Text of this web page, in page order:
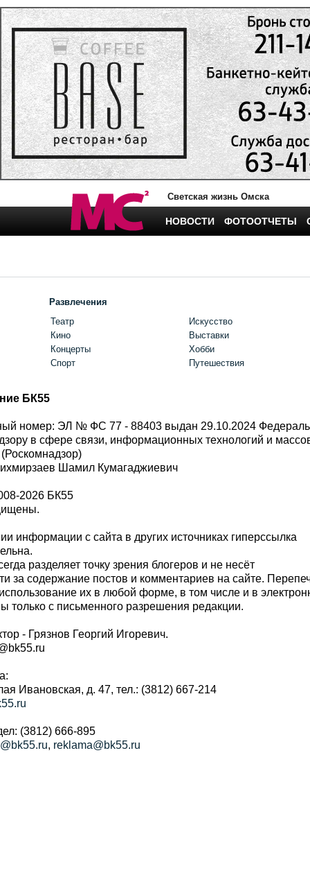
Светская жизнь Омска
НОВОСТИ ФОТООТЧЕТЫ
Развлечения
Театр
Кино
Концерты
Спорт
Искусство
Выставки
Хобби
Путешествия
БК55
номер: ЭЛ № ФС 77 - 88403 выдан 29.10.2024
в сфере связи, информационных технологий и
Шамил Кумагаджиевич
2026 БК55
информации с сайта в других источниках гиперссылка
разделяет точку зрения блогеров и не несёт
за содержание постов и комментариев на сайте.
их в любой форме, в том числе и в
с письменного разрешения редакции.
- Грязнов Георгий Игоревич.
Ивановская, д. 47, тел.: (3812) 667-214
(3812) 666-895
, reklama@bk55.ru